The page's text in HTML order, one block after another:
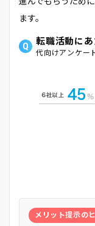
ます。
転職活動に
代向けアンケー
メリット提示の